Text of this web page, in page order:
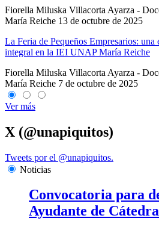
Fiorella Miluska Villacorta Ayarza -
María Reiche 13 de octubre de 2025
La Feria de Pequeños Empresarios:
integral en la IEI UNAP María Reiche
Fiorella Miluska Villacorta Ayarza -
María Reiche 7 de octubre de 2025
Ver más
X (@unapiquitos)
Tweets por el @unapiquitos.
Noticias
Convocatoria para
Ayudante de